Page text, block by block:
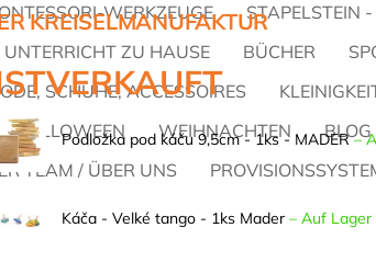
WERKZEUGE STAPELSTEIN
ZU HAUSE BÜCHER
SCHUHE, ACCESSOIRES
HALLOWEEN WEIHNACHTEN BLOG
TEAM / ÜBER UNS
KREISELMANUFAKTUR
Podložka pod káču 9,5cm - 1ks - MADER–
Káča - Velké tango - 1ks Mader – Auf Lager